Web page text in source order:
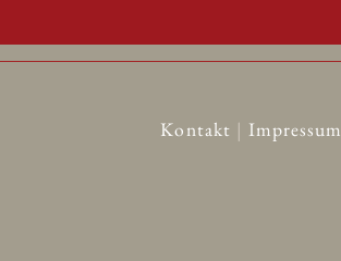
Kontakt | Impressum